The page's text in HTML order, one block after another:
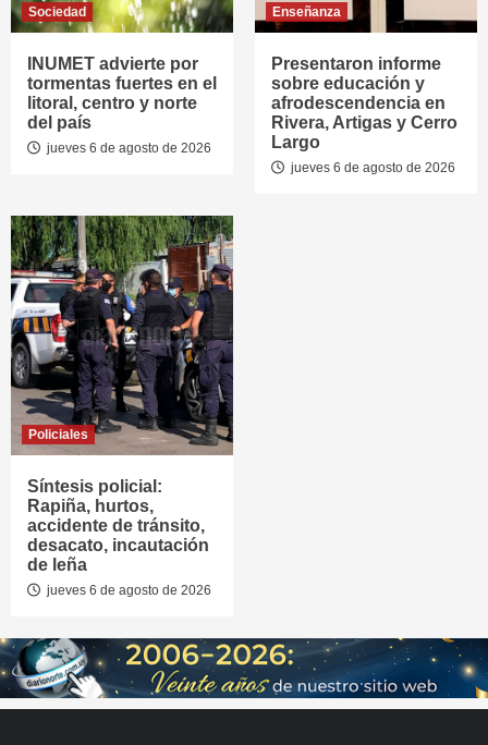
Sociedad
INUMET advierte por
tormentas fuertes en el
litoral, centro y norte
del país
jueves 6 de agosto de 2026
Enseñanza
Presentaron informe
sobre educación y
afrodescendencia en
Rivera, Artigas y Cerro
Largo
jueves 6 de agosto de 2026
Policiales
Síntesis policial:
Rapiña, hurtos,
accidente de tránsito,
desacato, incautación
de leña
jueves 6 de agosto de 2026